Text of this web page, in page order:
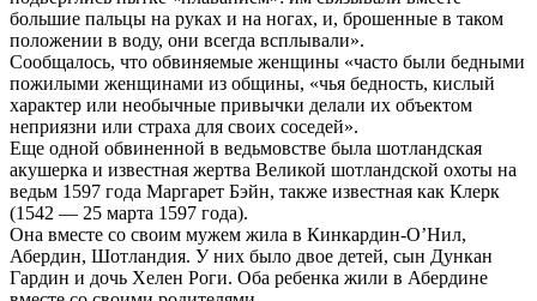
большие пальцы на руках и на ногах, и, брошенные в таком
положении в воду, они всегда всплывали».
Сообщалось, что обвиняемые женщины «часто были бедными
пожилыми женщинами из общины, «чья бедность, кислый
характер или необычные привычки делали их объектом
неприязни или страха для своих соседей».
Еще одной обвиненной в ведьмовстве была шотландская
акушерка и известная жертва Великой шотландской охоты на
ведьм 1597 года Маргарет Бэйн, также известная как Клерк
(1542 — 25 марта 1597 года).
Она вместе со своим мужем жила в Кинкардин-О’Нил,
Абердин, Шотландия. У них было двое детей, сын Дункан
Гардин и дочь Хелен Роги. Оба ребенка жили в Абердине